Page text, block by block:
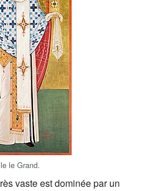
le Grand.
vaste est dominée par un